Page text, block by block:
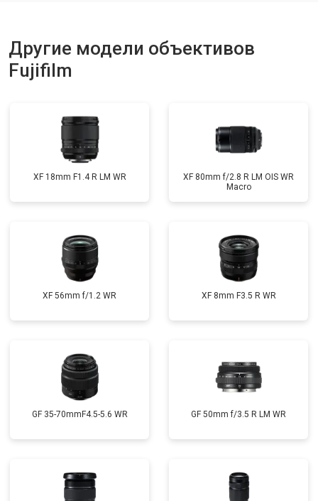
Другие модели объективов
Fujifilm
XF 18mm F1.4 R LM WR
XF 80mm f/2.8 R LM OIS WR
Macro
XF 56mm f/1.2 WR XF 8mm F3.5 R WR
GF 35-70mmF4.5-5.6 WR GF 50mm f/3.5 R LM WR